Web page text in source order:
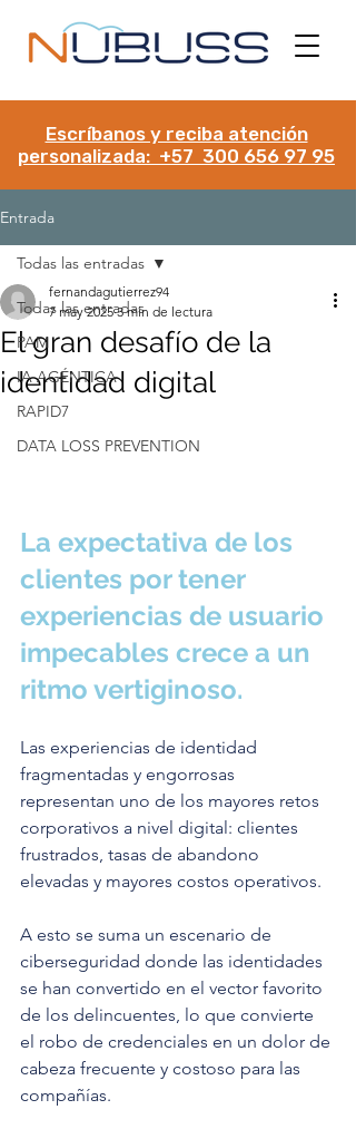
Escríbanos y reciba atención
personalizada: +57 300 656 97 95
Entrada
Todas las entradas
PAM
IA AGÉNTICA
RAPID7
DATA LOSS PREVENTION
Todas las entradas
El gran desafío de la
identidad digital
fernandagutierrez94
7 may 2025 3 min de lectura
La expectativa de los
clientes por tener
experiencias de usuario
impecables crece a un
ritmo vertiginoso.
Las experiencias de identidad
fragmentadas y engorrosas
representan uno de los mayores retos
corporativos a nivel digital: clientes
frustrados, tasas de abandono
elevadas y mayores costos operativos.
A esto se suma un escenario de
ciberseguridad donde las identidades
se han convertido en el vector favorito
de los delincuentes, lo que convierte
el robo de credenciales en un dolor de
cabeza frecuente y costoso para las
compañías.